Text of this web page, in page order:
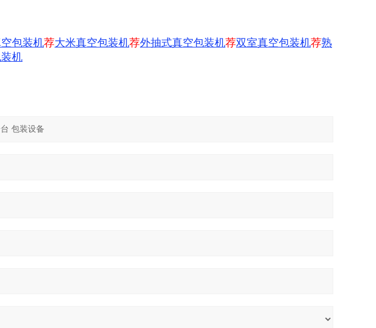
包装机荐大米真空包装机荐外抽式真空包装机荐双室真空包装机荐熟
机